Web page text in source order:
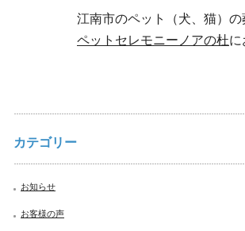
江南市のペット（犬、猫）
ペットセレモニーノアの杜に
カテゴリー
お知らせ
お客様の声